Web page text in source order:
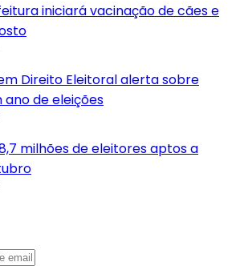
iniciará vacinação de cães e
Direito Eleitoral alerta sobre
de eleições
milhões de eleitores aptos a